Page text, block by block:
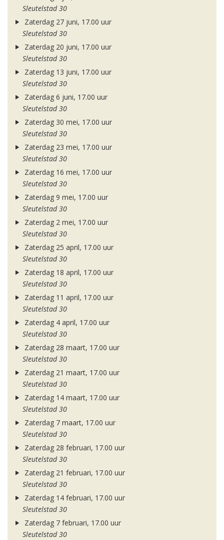
Sleutelstad 30
Zaterdag 27 juni, 17.00 uur
Sleutelstad 30
Zaterdag 20 juni, 17.00 uur
Sleutelstad 30
Zaterdag 13 juni, 17.00 uur
Sleutelstad 30
Zaterdag 6 juni, 17.00 uur
Sleutelstad 30
Zaterdag 30 mei, 17.00 uur
Sleutelstad 30
Zaterdag 23 mei, 17.00 uur
Sleutelstad 30
Zaterdag 16 mei, 17.00 uur
Sleutelstad 30
Zaterdag 9 mei, 17.00 uur
Sleutelstad 30
Zaterdag 2 mei, 17.00 uur
Sleutelstad 30
Zaterdag 25 april, 17.00 uur
Sleutelstad 30
Zaterdag 18 april, 17.00 uur
Sleutelstad 30
Zaterdag 11 april, 17.00 uur
Sleutelstad 30
Zaterdag 4 april, 17.00 uur
Sleutelstad 30
Zaterdag 28 maart, 17.00 uur
Sleutelstad 30
Zaterdag 21 maart, 17.00 uur
Sleutelstad 30
Zaterdag 14 maart, 17.00 uur
Sleutelstad 30
Zaterdag 7 maart, 17.00 uur
Sleutelstad 30
Zaterdag 28 februari, 17.00 uur
Sleutelstad 30
Zaterdag 21 februari, 17.00 uur
Sleutelstad 30
Zaterdag 14 februari, 17.00 uur
Sleutelstad 30
Zaterdag 7 februari, 17.00 uur
Sleutelstad 30